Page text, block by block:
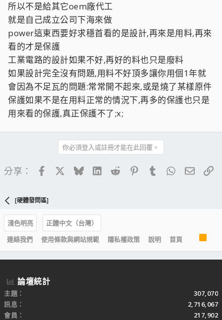
所以不是給其它oem廠代工
就是自己成立公司下海來做
power這東西要好求穩首看的是設計,再來是用料,再來
看的才是保護
工業電路的設計如果不好,再好的料也只是廢料
如果設計完全沒有問題,用料不好頂多讓你用個1年就
會因為不足瓦的問題:常常開不起來,或是燒了某樣原件
保護如果不是在用料正常的情況下,再多的保護也只是
用來看的保護,真正保護不了;x;
你必須登入或註冊才能在此回覆。
分享： FacebookBlueskyLinkedIn
Reddit PinterestTumblrWhatsApp
電子
[硬體發問區]
淺色明亮
正體中文（台灣）
連絡我們
使用條款與網站規範 隱私權政策 說明 首頁
S
論壇統計
主題
307,070
訊息
2,716,067
會員
217,902